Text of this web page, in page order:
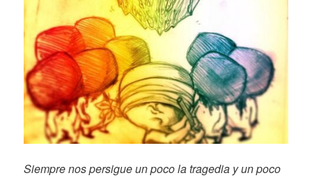
Siempre nos persigue un poco la tragedia y un poco